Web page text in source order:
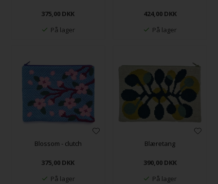
375,00 DKK
På lager
424,00 DKK
På lager
Blossom - clutch
375,00 DKK
På lager
Blæretang
390,00 DKK
På lager